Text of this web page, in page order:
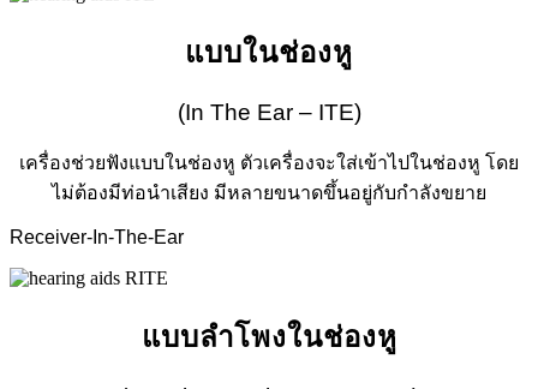
แบบในช่องหู
(In The Ear – ITE)
เครื่องช่วยฟังแบบในช่องหู ตัวเครื่องจะใส่เข้าไปในช่องหู โดย
ไม่ต้องมีท่อนำเสียง มีหลายขนาดขึ้นอยู่กับกำลังขยาย
Receiver-In-The-Ear
แบบลำโพงในช่องหู